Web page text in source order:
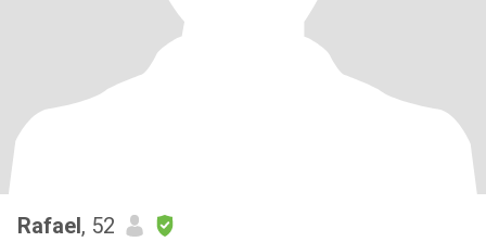
Rafael, 52